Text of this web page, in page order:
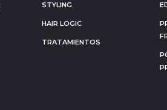
STYLING
HAIR LOGIC
TRATAMIENTOS